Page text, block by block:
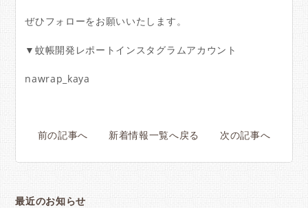
ぜひフォローをお願いいたします。
▼蚊帳開発レポートインスタグラムアカウント
nawrap_kaya
前の記事へ 新着情報一覧へ戻る 次の記事へ
最近のお知らせ